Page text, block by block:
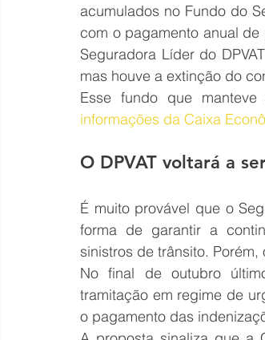
acumulados no Fundo do
com o pagamento anual
Seguradora Líder do
mas houve a extinção do
informações da Caixa
O DPVAT voltará a
É muito provável que o
forma de garantir a
sinistros de trânsito.
No final de outubro
tramitação em regime de
o pagamento das